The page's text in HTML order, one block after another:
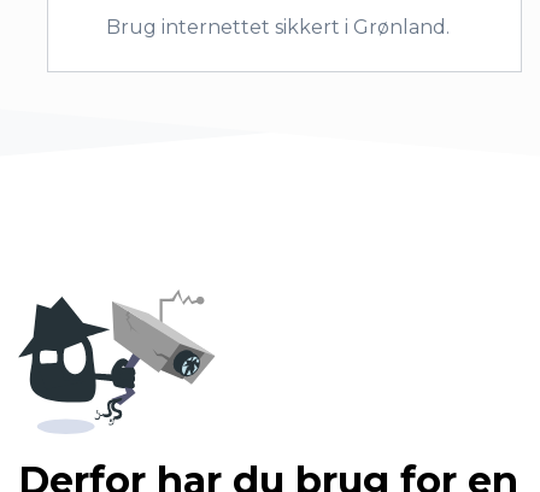
Brug internettet sikkert i Grønland.
Derfor har du brug for en